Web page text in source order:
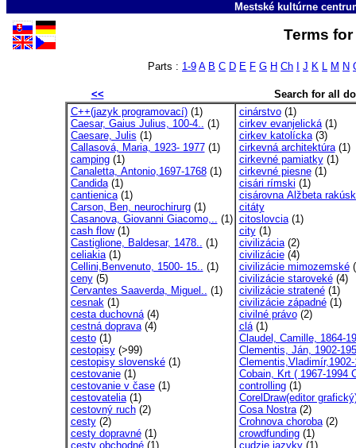
Mestské kultúrne
Terms
Parts : 1-9 A B C D E F G H Ch J K L M N
<<
Search for all
C++(jazyk programovací)(1)
Caesar, Gaius Julius, 100-4.. (1)
Caesare, Julis (1)
Callasová, Maria, 1923- 1977(1)
camping(1)
Canaletta, Antonio,1697-1768(1)
Candida(1)
cantienica(1)
Carson, Ben, neurochirurg(1)
Casanova, Giovanni Giacomo,.. (1)
cash flow(1)
Castiglione, Baldesar, 1478.. (1)
celiakia(1)
Cellini,Benvenuto, 1500- 15.. (1)
ceny(5)
Cervantes Saaverda, Miguel.. (1)
cesnak(1)
cesta duchovná(4)
cestná doprava(4)
cesto(1)
cestopisy(>99)
cestopisy slovenské(1)
cestovanie(1)
cestovanie v čase(1)
cestovatelia(1)
cestovný ruch(2)
cesty(2)
cesty dopravné(1)
cesty obchodné(1)
cinárstvo(1)
cirkev evanjelická(1)
cirkev katolícka(3)
cirkevná architektúra(1)
cirkevné pamiatky(1)
cirkevné piesne(1)
cisári rímski (1)
cisárovna Alžbeta
citáty
citoslovcia(1)
city(1)
civilizácia(2)
civilizácie(4)
civilizácie mimozemské
civilizácie staroveké(4)
civilizácie stratené(1)
civilizácie západné(1)
civilné právo(2)
clá(1)
Claudel, Camille, 1864-
Clementis, Ján, 1902-
Cobain, Krt ( 1967-1994
controlling(1)
CorelDraw(editor
Cosa Nostra(2)
Crohnova choroba(2)
crowdfunding(1)
cudzie jazyky(1)